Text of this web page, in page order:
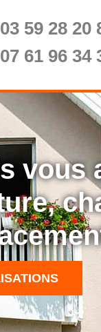
03 59 28 20
07 61 96 34
vous